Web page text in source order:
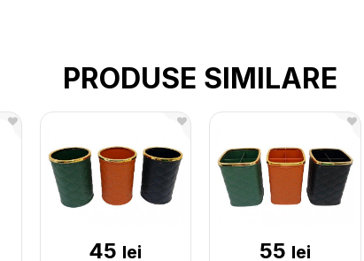
PRODUSE SIMILARE
45 lei 55 lei